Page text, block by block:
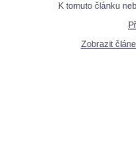
K tomuto článku
Zobrazit